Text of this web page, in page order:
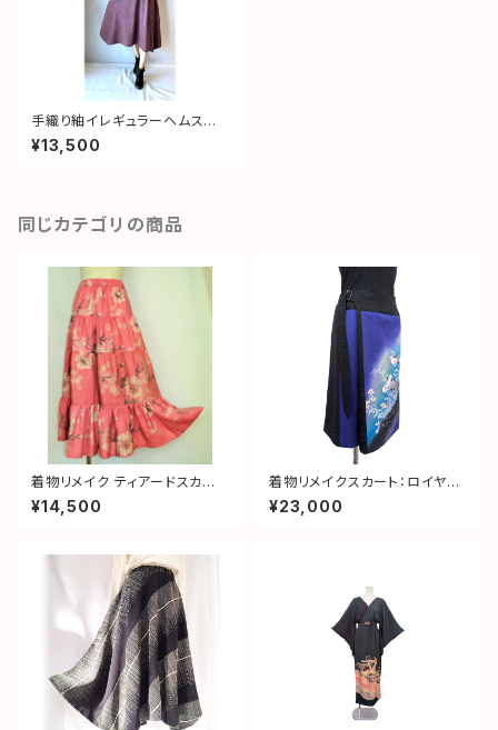
手織り紬イレギュラーヘムスカ
ート：縞・紫・ピンストライプ・着
物リメイク・２営業日以内発送・
¥13,500
同じカテゴリの商品
着物リメイク ティアードスカート
❨市松模様 花柄❩
¥14,500
着物リメイクスカート：ロイヤル
ブルー／2507s01
¥23,000